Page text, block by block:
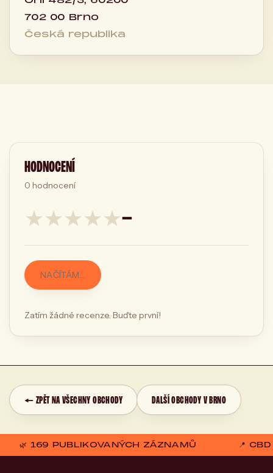
702 00 Brno
Česká republika
HODNOCENÍ
0 hodnocení
★★★★★—
NAČÍTÁM…
Zatím žádné recenze. Buďte první!
← ZPĚT NA VŠECHNY OBCHODY DALŠÍ OBCHODY V BRNO
🌿 169 PUBLIKOVANÝCH ZÁZNAMŮ 📍